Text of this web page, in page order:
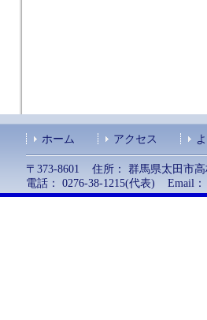
ホーム アクセス
〒373-8601 住所： 群馬県太田市高
電話： 0276-38-1215(代表) Email：